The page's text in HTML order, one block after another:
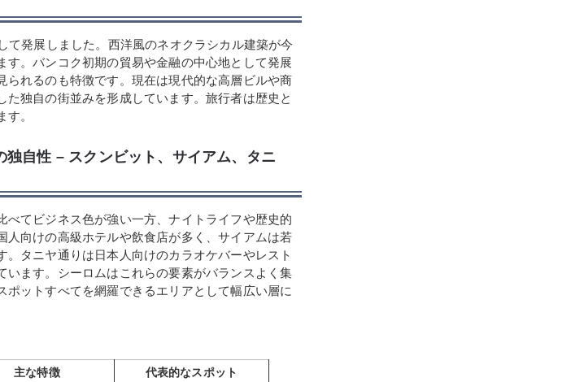
て発展しました。西洋風のネオクラシカル建築が今
す。バンコク初期の貿易や金融の中心地として発展
られるのも特徴です。現在は現代的な高層ビルや商
独自の街並みを形成しています。旅行者は歴史と
。
独自性 – スクンビット、サイアム、タニ
べてビジネス色が強い一方、ナイトライフや歴史的
人向けの高級ホテルや飲食店が多く、サイアムは若
タニヤ通りは日本人向けのカラオケバーやレスト
います。シーロムはこれらの要素がバランスよく集
ポットすべてを網羅できるエリアとして幅広い層に
主な特徴 代表的なスポット